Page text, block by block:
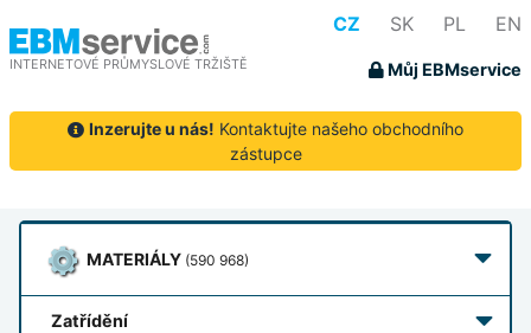
INTERNETOVÉ PRŮMYSLOVÉ TRŽIŠTĚ
CZ SK PL EN
Můj EBMservice
Inzerujte u nás! Kontaktujte našeho obchodního
zástupce
MATERIÁLY (590 968)
zatřídění